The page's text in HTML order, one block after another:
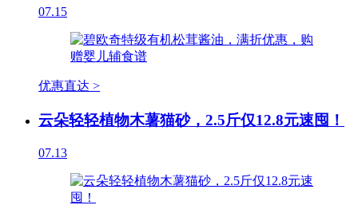
07.15
优惠直达 >
云朵轻轻植物木薯猫砂，2.5斤仅12.8元速囤！
07.13